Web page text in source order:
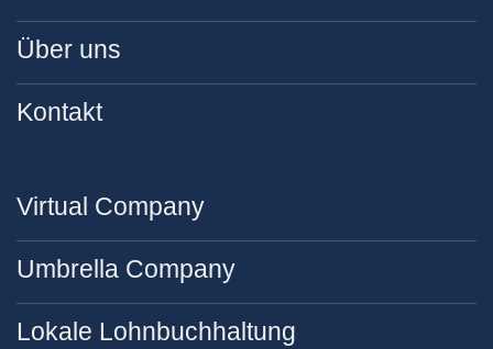
Über uns
Kontakt
Virtual Company
Umbrella Company
Lokale Lohnbuchhaltung